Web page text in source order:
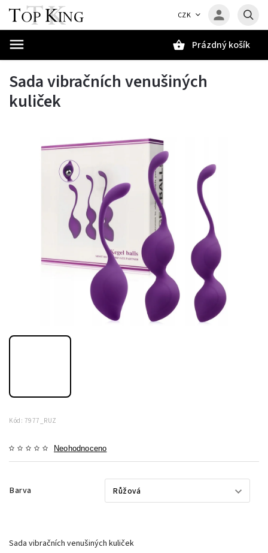
CZK
Prázdný košík
Sada vibračních venušiných
kuliček
Kód: 7977_RUZ
Neohodnoceno
Barva
Sada vibračních venušiných kuliček